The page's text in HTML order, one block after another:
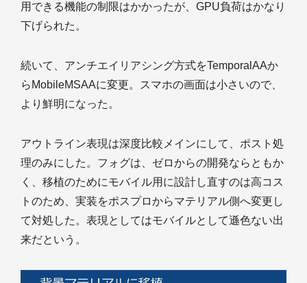
用できる機能の制限はかかったが、GPU負荷はかなり
下げられた。
続いて、アンチエイリアシング方式をTemporalAAか
らMobileMSAAに変更。スマホの画面は小さいので、
より鮮明になった。
アウトライン表現は深度比較メインにして、ポスト処
理のみにした。フォグは、ゼロからの開発ならともか
く、移植のためにモバイル用に設計し直すのは高コス
トのため、実装をポスプロからマテリアル側へ変更し
て対処した。表現としてはモバイルとして遜色ない出
来だという。